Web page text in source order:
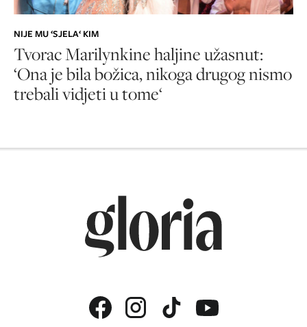
NIJE MU ‘SJELA‘ KIM
Tvorac Marilynkine haljine užasnut:
‘Ona je bila božica, nikoga drugog nismo
trebali vidjeti u tome‘